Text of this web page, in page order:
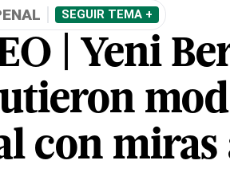
SEGUIR TEMA +
| Yeni
con